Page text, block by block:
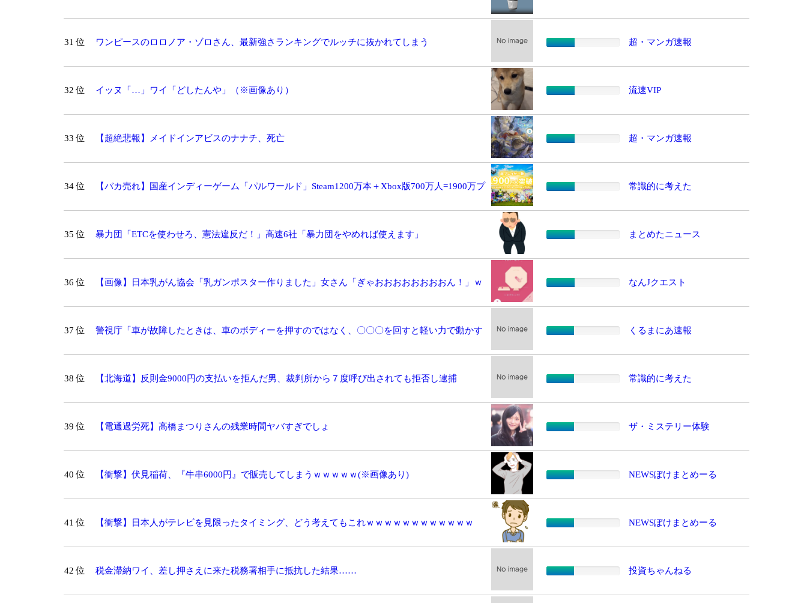
31 位 ワンピースのロロノア・ゾロさん、最新強さランキングでルッチに抜かれてしまう 超・マンガ速報
32 位 イッヌ「…」ワイ「どしたんや」（※画像あり） 流速VIP
33 位 【超絶悲報】メイドインアビスのナナチ、死亡 超・マンガ速報
34 位
【バカ売れ】国産インディーゲーム「パルワールド」Steam1200万本＋Xbox版700万人=1900万プ
常識的に考えた
35 位 暴力団「ETCを使わせろ、憲法違反だ！」高速6社「暴力団をやめれば使えます」 まとめたニュース
36 位
【画像】日本乳がん協会「乳ガンポスター作りました」女さん「ぎゃおおおおおおおおん！」ｗ
なんJクエスト
37 位
警視庁「車が故障したときは、車のボディーを押すのではなく、〇〇〇を回すと軽い力で動かす
くるまにあ速報
38 位 【北海道】反則金9000円の支払いを拒んだ男、裁判所から７度呼び出されても拒否し逮捕 常識的に考えた
39 位 【電通過労死】高橋まつりさんの残業時間ヤバすぎでしょ ザ・ミステリー体験
40 位 【衝撃】伏見稲荷、『牛串6000円』で販売してしまうｗｗｗｗｗ(※画像あり) NEWSぽけまとめーる
41 位 【衝撃】日本人がテレビを見限ったタイミング、どう考えてもこれｗｗｗｗｗｗｗｗｗｗｗｗ NEWSぽけまとめーる
42 位 税金滞納ワイ、差し押さえに来た税務署相手に抵抗した結果…… 投資ちゃんねる